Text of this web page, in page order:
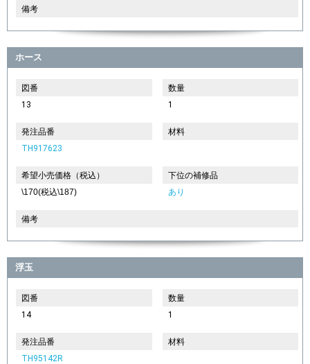
備考
ホース
図番
13
数量
1
発注品番
TH917623
材料
希望小売価格（税込）
\170(税込\187)
下位の補修品
あり
備考
浮玉
図番
14
数量
1
発注品番
TH95142R
材料